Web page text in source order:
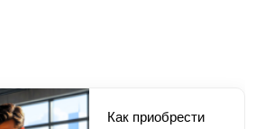
Как приобрести